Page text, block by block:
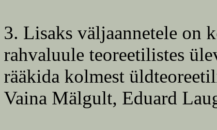
3. Lisaks väljaannetele on
rahvaluule teoreetilistes
rääkida kolmest
Vaina Mälgult, Eduard